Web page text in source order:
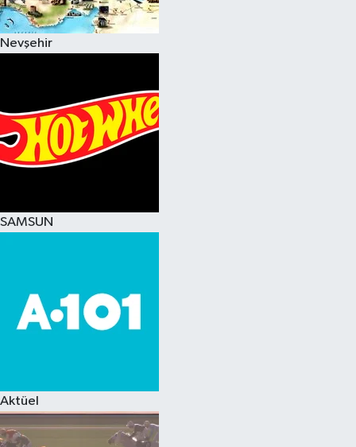
Nevşehir
SAMSUN
Aktüel